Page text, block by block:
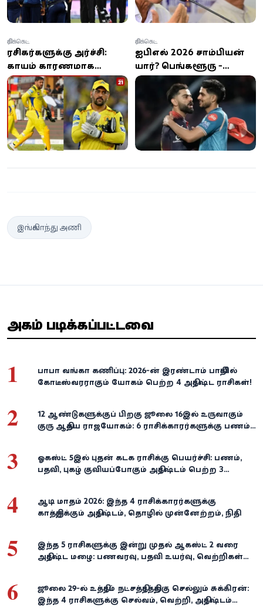
ரசிகர்களுக்கு அதிர்ச்சி:
காயம் காரணமாக
ஐபிஎல் 2026 தொடக்கப்
போட்டிகளில் இருந்து
தோனி விலகல்!
கிரிக்கெட்
ஐபிஎல் 2026 சாம்பியன்
யார்? பெங்களூரு -
குஜராத் அணிகள் இன்று
இறுதிப்போட்டியில் மோதல்
கிரிக்கெட்
இங்கிலாந்து அணி
அதிகம் படிக்கப்பட்டவை
1
பாபா வங்கா கணிப்பு: 2026-ன் இரண்டாம் பாதியில்
கோடீஸ்வரராகும் யோகம் பெற்ற 4 அதிர்ஷ்ட ராசிகள்!
2
12 ஆண்டுகளுக்குப் பிறகு ஜூலை 16இல் உருவாகும்
குரு ஆதித்ய ராஜயோகம்: 6 ராசிக்காரர்களுக்கு பணம்,
3
ஓகஸ்ட் 5இல் புதன் கடக ராசிக்கு பெயர்ச்சி: பணம்,
பதவி, புகழ் குவியப்போகும் அதிர்ஷ்டம் பெற்ற 3
4
ஆடி மாதம் 2026: இந்த 4 ராசிக்காரர்களுக்கு
காத்திருக்கும் அதிர்ஷ்டம், தொழில் முன்னேற்றம், நிதி
5
இந்த 5 ராசிகளுக்கு இன்று முதல் ஆகஸ்ட் 2 வரை
அதிர்ஷ்ட மழை: பணவரவு, பதவி உயர்வு, வெற்றிகள்
6
ஜூலை 29-ல் உத்திரம் நட்சத்திரத்திற்கு செல்லும் சுக்கிரன்:
இந்த 4 ராசிகளுக்கு செல்வம், வெற்றி, அதிர்ஷ்டம்